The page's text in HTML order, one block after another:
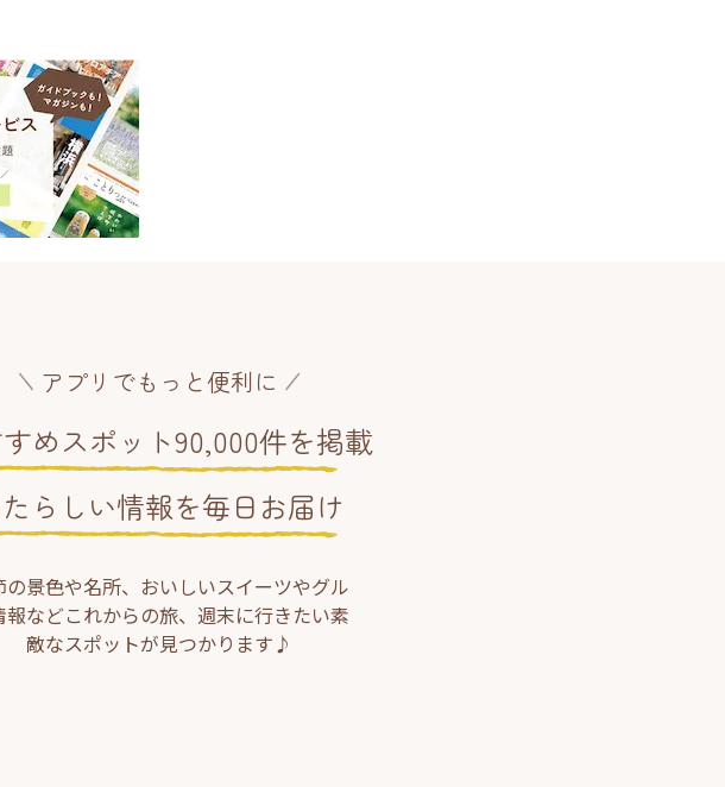
アプリでもっと便利に
めスポット90,000件を掲載
らしい情報を毎日お届け
の景色や名所、おいしいスイーツやグル
報などこれからの旅、週末に行きたい素
敵なスポットが見つかります♪